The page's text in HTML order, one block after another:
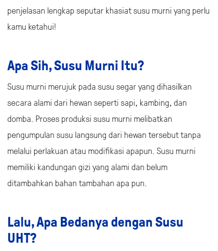
Mungkin kamu sudah sering mendengar tentang susu
mengapa harus minum susu setiap hari? Nah, kali ini dia
penjelasan lengkap seputar khasiat susu murni yang perlu
kamu ketahui!
Apa Sih, Susu Murni Itu?
Susu murni merujuk pada susu segar yang dihasilkan
secara alami dari hewan seperti sapi, kambing, dan
melalui perlakuan atau modifikasi apapun. Susu murni
memiliki kandungan gizi yang alami dan belum